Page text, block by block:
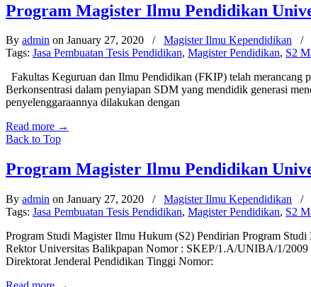
Program Magister Ilmu Pendidikan
By admin on January 27, 2020 / Magister Ilmu Kependidikan /
Tags: Jasa Pembuatan Tesis Pendidikan, Magister Pendidikan, S2
Fakultas Keguruan dan Ilmu Pendidikan (FKIP) telah
Berkonsentrasi dalam penyiapan SDM yang mendidik generasi
penyelenggaraannya dilakukan dengan
Read more →
Back to Top
Program Magister Ilmu Pendidikan
By admin on January 27, 2020 / Magister Ilmu Kependidikan /
Tags: Jasa Pembuatan Tesis Pendidikan, Magister Pendidikan, S2
Program Studi Magister Ilmu Hukum (S2) Pendirian Program
Rektor Universitas Balikpapan Nomor : SKEP/1.A/UNIBA/1/2009
Direktorat Jenderal Pendidikan Tinggi Nomor: